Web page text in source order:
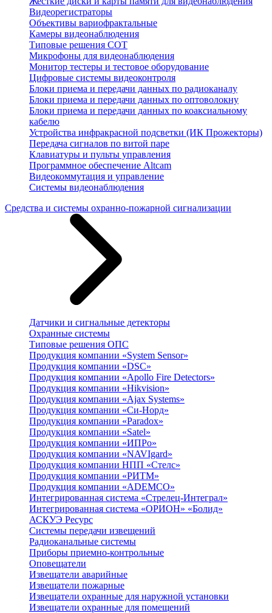
Видеорегистраторы
Объективы вариофрактальные
Камеры видеонаблюдения
Типовые решения СОТ
Микрофоны для видеонаблюдения
Монитор тестеры и тестовое оборудование
Цифровые системы видеоконтроля
Блоки приема и передачи данных по радиоканалу
Блоки приема и передачи данных по оптоволокну
Блоки приема и передачи данных по коаксиальному
кабелю
Устройства инфракрасной подсветки (ИК Прожекторы)
Передача сигналов по витой паре
Клавиатуры и пульты управления
Программное обеспечение Altcam
Видеокоммутация и управление
Системы видеонаблюдения
Средства и системы охранно-пожарной сигнализации
Датчики и сигнальные детекторы
Охранные системы
Типовые решения ОПС
Продукция компании «System Sensor»
Продукция компании «DSC»
Продукция компании «Apollo Fire Detectors»
Продукция компании «Hikvision»
Продукция компании «Ajax Systems»
Продукция компании «Си-Норд»
Продукция компании «Paradox»
Продукция компании «Satel»
Продукция компании «ИПРо»
Продукция компании «NAVIgard»
Продукция компании НПП «Стелс»
Продукция компании «РИТМ»
Продукция компании «ADEMCO»
Интегрированная система «Стрелец-Интеграл»
Интегрированная система «ОРИОН» «Болид»
АСКУЭ Ресурс
Системы передачи извещений
Радиоканальные системы
Приборы приемно-контрольные
Оповещатели
Извещатели аварийные
Извещатели пожарные
Извещатели охранные для наружной установки
Извещатели охранные для помещений